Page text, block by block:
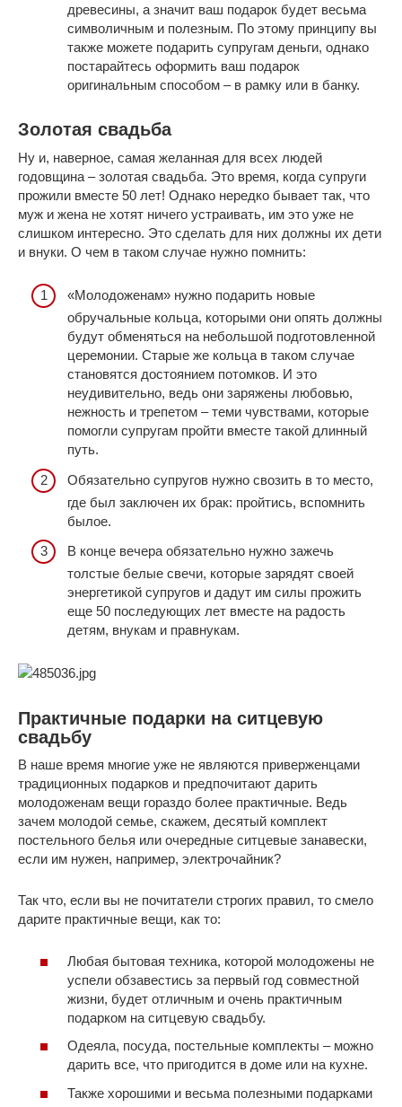
древесины, а значит ваш подарок будет весьма
символичным и полезным. По этому принципу вы
также можете подарить супругам деньги, однако
постарайтесь оформить ваш подарок
оригинальным способом – в рамку или в банку.
Золотая свадьба
Ну и, наверное, самая желанная для всех людей
годовщина – золотая свадьба. Это время, когда супруги
прожили вместе 50 лет! Однако нередко бывает так, что
муж и жена не хотят ничего устраивать, им это уже не
слишком интересно. Это сделать для них должны их дети
и внуки. О чем в таком случае нужно помнить:
«Молодоженам» нужно подарить новые
обручальные кольца, которыми они опять должны
будут обменяться на небольшой подготовленной
церемонии. Старые же кольца в таком случае
становятся достоянием потомков. И это
неудивительно, ведь они заряжены любовью,
нежность и трепетом – теми чувствами, которые
помогли супругам пройти вместе такой длинный
путь.
Обязательно супругов нужно свозить в то место,
где был заключен их брак: пройтись, вспомнить
былое.
В конце вечера обязательно нужно зажечь
толстые белые свечи, которые зарядят своей
энергетикой супругов и дадут им силы прожить
еще 50 последующих лет вместе на радость
детям, внукам и правнукам.
Практичные подарки на ситцевую
свадьбу
В наше время многие уже не являются приверженцами
традиционных подарков и предпочитают дарить
молодоженам вещи гораздо более практичные. Ведь
зачем молодой семье, скажем, десятый комплект
постельного белья или очередные ситцевые занавески,
если им нужен, например, электрочайник?
Так что, если вы не почитатели строгих правил, то смело
дарите практичные вещи, как то:
Любая бытовая техника, которой молодожены не
успели обзавестись за первый год совместной
жизни, будет отличным и очень практичным
подарком на ситцевую свадьбу.
Одеяла, посуда, постельные комплекты – можно
дарить все, что пригодится в доме или на кухне.
Также хорошими и весьма полезными подарками